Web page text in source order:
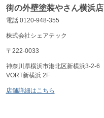
街の外壁塗装やさん横浜店
電話 0120-948-355
株式会社シェアテック
〒222-0033
神奈川県横浜市港北区新横浜3-2-6
VORT新横浜 2F
店舗詳細はこちら